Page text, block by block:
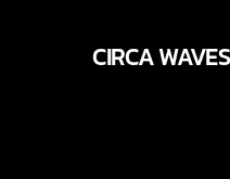
CIRCA